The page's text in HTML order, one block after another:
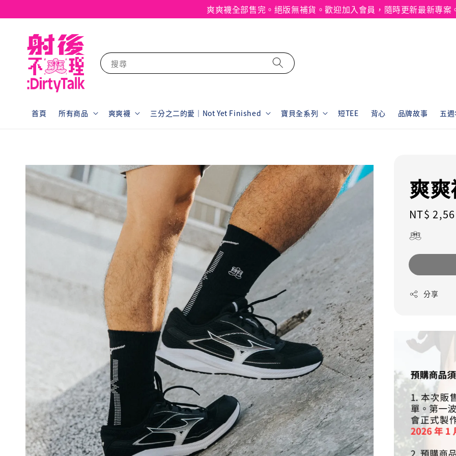
爽爽襪全部售完。絕版無補貨。歡迎加入會員，隨時更新最新專案
搜尋
首頁 所有商品 爽爽襪 三分之二的愛｜Not Yet Finished 寶貝全系列 短TEE 背心 品牌故事 五
爽
Regular
price
NT$
分享